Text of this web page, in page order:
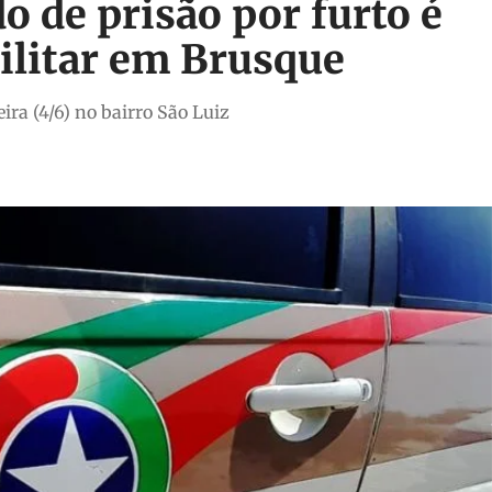
de prisão por furto é
em Brusque
(4/6) no bairro São Luiz